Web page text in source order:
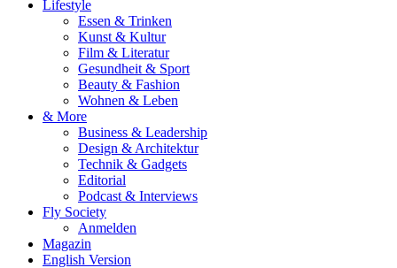
Lifestyle
Essen & Trinken
Kunst & Kultur
Film & Literatur
Gesundheit & Sport
Beauty & Fashion
Wohnen & Leben
& More
Business & Leadership
Design & Architektur
Technik & Gadgets
Editorial
Podcast & Interviews
Fly Society
Anmelden
Magazin
English Version